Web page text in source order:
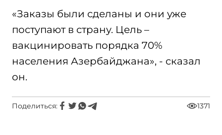
«Заказы были сделаны и они уже
поступают в страну. Цель –
вакцинировать порядка 70%
населения Азербайджана», - сказал
он.
Поделиться: 1371